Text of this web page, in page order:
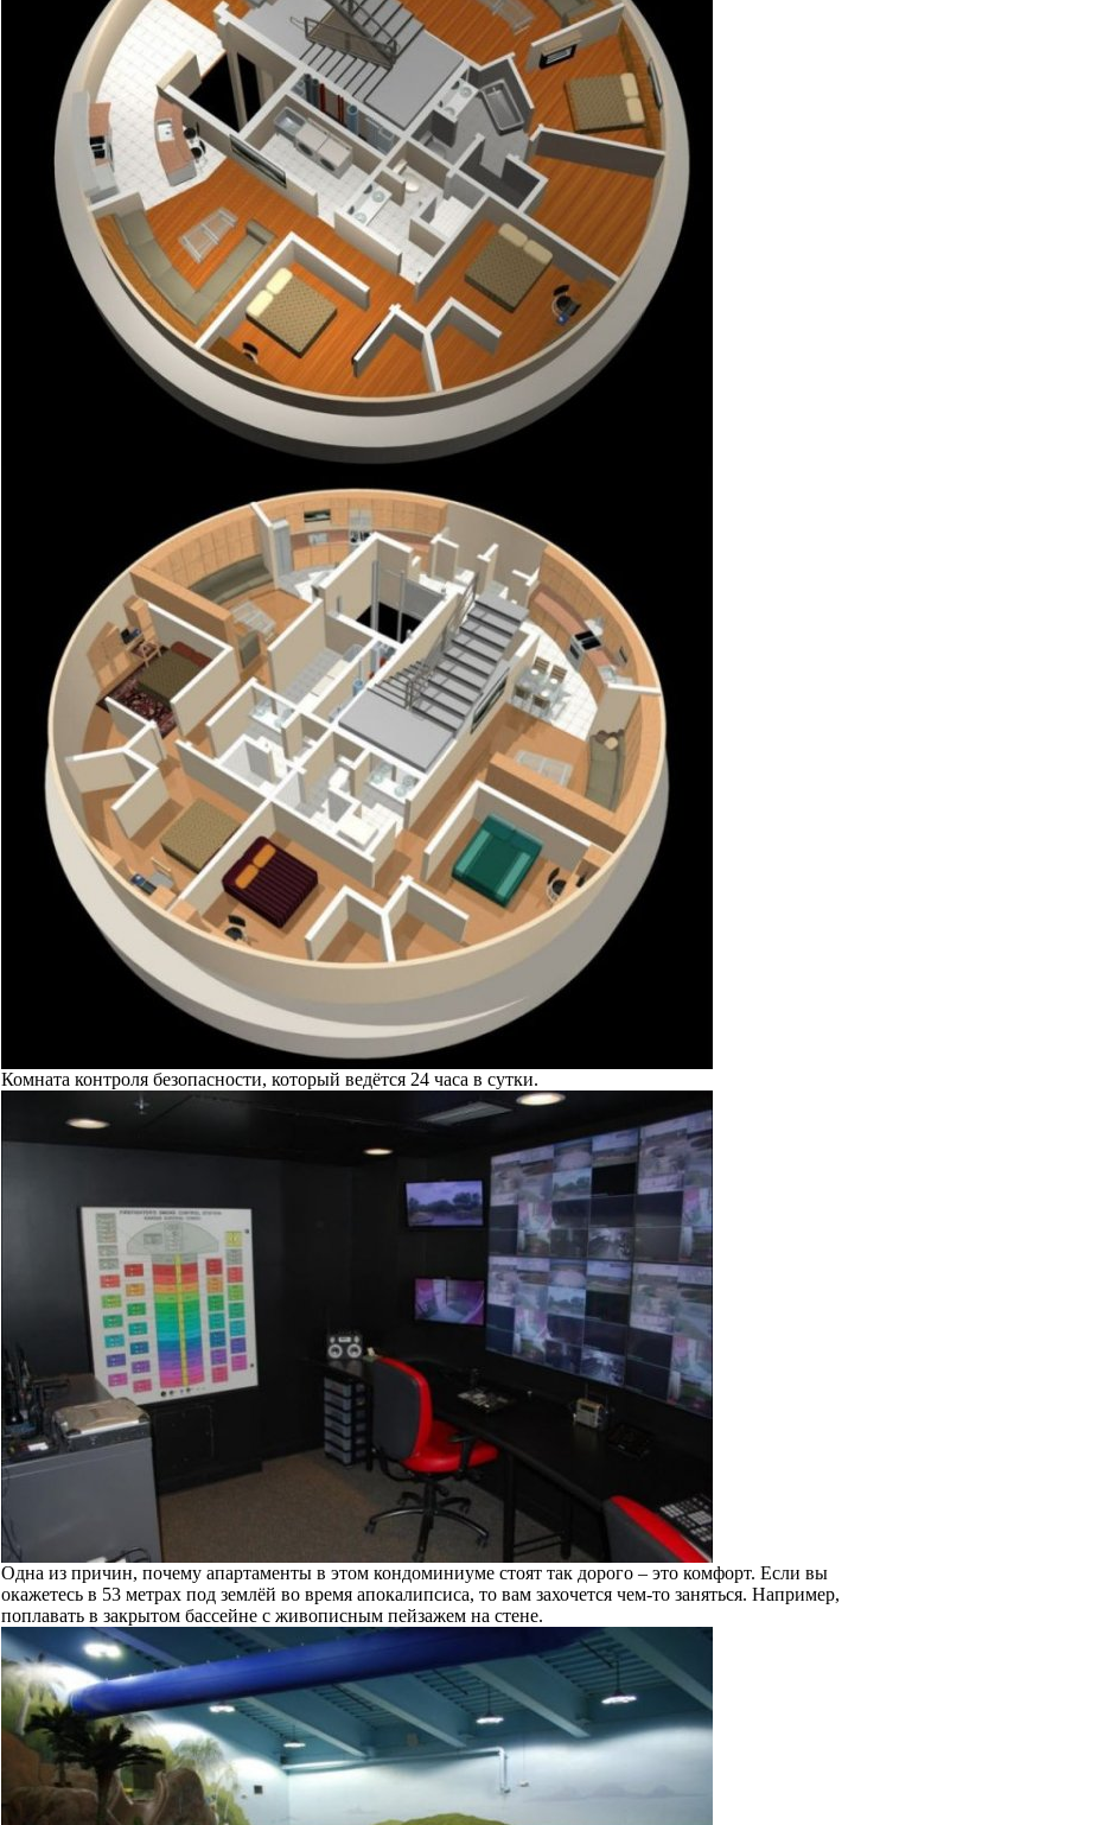
Комната контроля безопасности, который ведётся 24 часа в сутки.
Одна из причин, почему апартаменты в этом кондоминиуме стоят так дорого – это комфорт. Если вы
окажетесь в 53 метрах под землёй во время апокалипсиса, то вам захочется чем-то заняться. Например,
поплавать в закрытом бассейне с живописным пейзажем на стене.